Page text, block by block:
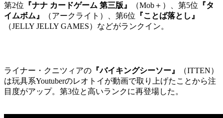
第2位 『ナナ カードゲーム 第三版』 （Mob＋）、第5位 『タ
イムボム』
（アークライト）、第6位 『ことば落とし』
（JELLY JELLY GAMES）などがランクイン。
ライナー・クニツィアの 『バイキングシーソー』
（ITTEN）
は玩具系Youtuberのレオトイが動画で取り上げたことから注
目度がアップ。第3位と高いランクに再登場した。